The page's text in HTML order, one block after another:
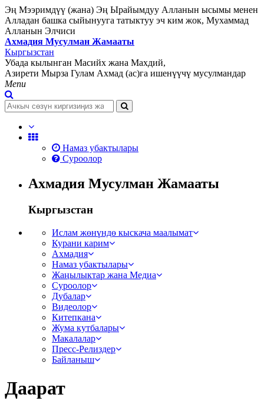
Эң Мээримдүү (жана) Эң Ырайымдуу Алланын ысымы менен
Алладан башка сыйынууга татыктуу эч ким жок, Мухаммад
Алланын Элчиси
Ахмадия Мусулман Жамааты
Кыргызстан
Убада кылынган Масийх жана Махдий,
Азирети Мырза Гулам Ахмад (ас)га ишенүүчү мусулмандар
Menu
Намаз убактылары
Суроолор
Ахмадия Мусулман Жамааты
Кыргызстан
Ислам жөнүндө кыскача маалымат
Курани карим
Ахмадия
Намаз убактылары
Жаңылыктар жана Медиа
Суроолор
Дубалар
Видеолор
Китепкана
Жума кутбалары
Макалалар
Пресс-Релиздер
Байланыш
Даарат